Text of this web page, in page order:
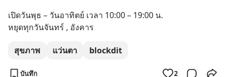
เปิดวันพุธ – วันอาทิตย์ เวลา 10:00 – 19:00 น.
หยุดทุกวันจันทร์ , อังคาร
สุขภาพ แว่นตา blockdit
บันทึก 2